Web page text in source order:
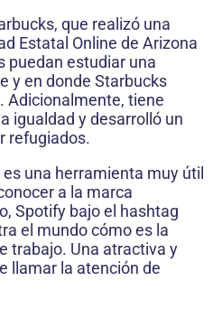
que realizó una
Estatal Online de Arizona
puedan estudiar una
y en donde Starbucks
Adicionalmente, tiene
igualdad y desarrolló un
refugiados.
una herramienta muy útil
a la marca
Spotify bajo el hashtag
el mundo cómo es la
trabajo. Una atractiva y
llamar la atención de